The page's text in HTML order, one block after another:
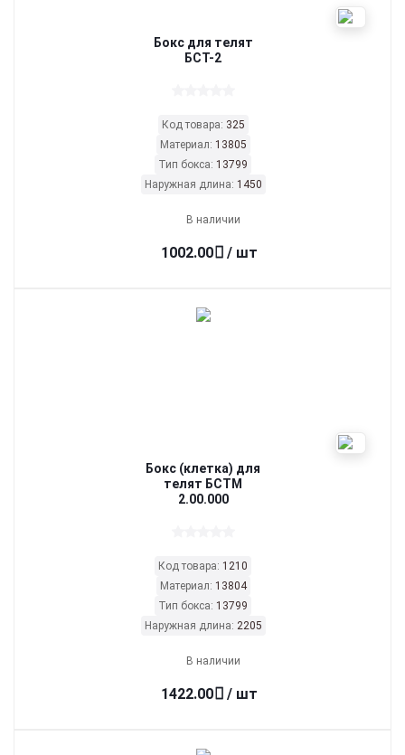
Бокс для телят
БСТ-2
Код товара: 325
Материал: 13805
Тип бокса: 13799
Наружная длина: 1450
В наличии
1002.00 / шт
Бокс (клетка) для
телят БСТМ
2.00.000
Код товара: 1210
Материал: 13804
Тип бокса: 13799
Наружная длина: 2205
В наличии
1422.00 / шт